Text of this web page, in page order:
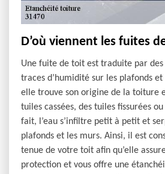
D’où viennent les fuites
Une fuite de toit est traduite par des
traces d’humidité sur les plafonds et
elle trouve son origine de la toiture
tuiles cassées, des tuiles fissurées
fait, l’eau s’infiltre petit à petit et
plafonds et les murs. Ainsi, il est
tenue de votre toit afin qu’elle
protection et vous offre une